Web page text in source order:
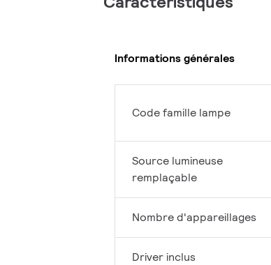
Informations générales
Code famille lampe
Source lumineuse
remplaçable
Nombre d'appareillages
Driver inclus